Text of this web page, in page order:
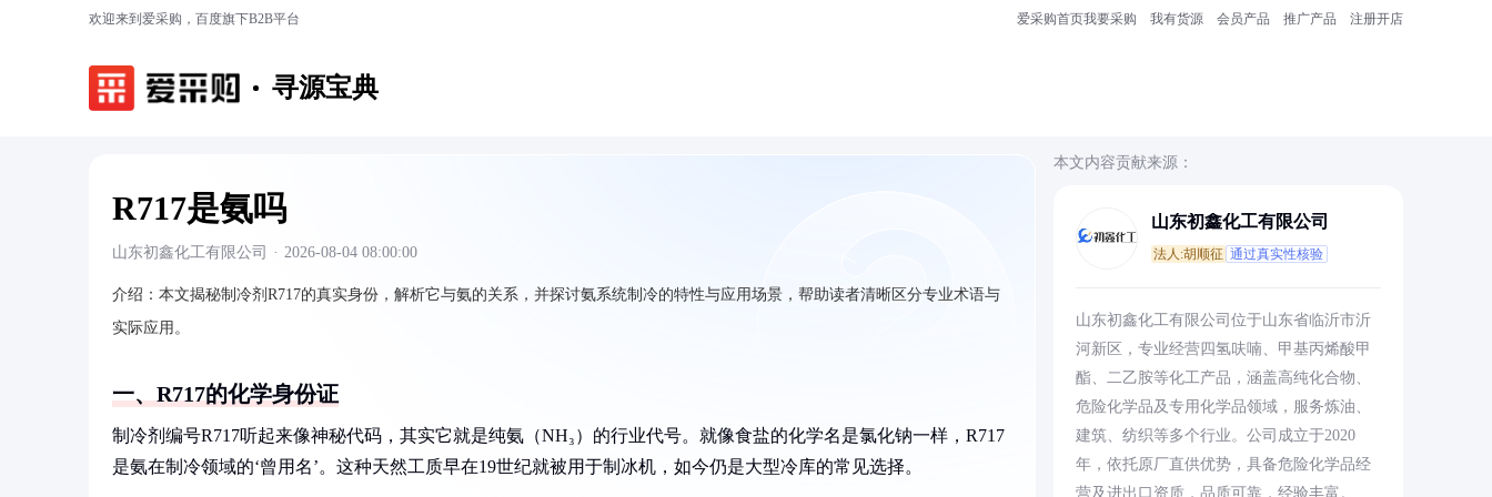
欢迎来到爱采购，百度旗下B2B平台 爱采购首页我要采购 我有货源 会员产品 推广产品 注册开店
寻源宝典
R717是氨吗
山东初鑫化工有限公司 · 2026-08-04 08:00:00
介绍： 本文揭秘制冷剂R717的真实身份，解析它与氨的关系，并探讨氨系统制冷的特性与应用场景，帮助读者清晰区分专业术语与
实际应用。
一、R717的化学身份证
制冷剂编号R717听起来像神秘代码，其实它就是纯氨（NH₃）的行业代号。就像食盐的化学名是氯化钠一样，R717
是氨在制冷领域的‘曾用名’。这种天然工质早在19世纪就被用于制冰机，如今仍是大型冷库的常见选择。
本文内容贡献来源：
山东初鑫化工有限公司
法人:胡顺征 通过真实性核验
山东初鑫化工有限公司位于山东省临沂市沂
河新区，专业经营四氢呋喃、甲基丙烯酸甲
酯、二乙胺等化工产品，涵盖高纯化合物、
危险化学品及专用化学品领域，服务炼油、
建筑、纺织等多个行业。公司成立于2020
年，依托原厂直供优势，具备危险化学品经
营及进出口资质，品质可靠，经验丰富。